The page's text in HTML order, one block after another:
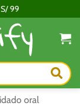
99
oral